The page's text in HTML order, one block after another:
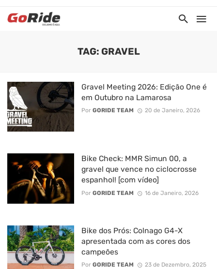
TAG: GRAVEL
Gravel Meeting 2026: Edição One é
em Outubro na Lamarosa
Por GORIDE TEAM 20 de Janeiro, 2026
Bike Check: MMR Simun 00, a
gravel que vence no ciclocrosse
espanhol! [com vídeo]
Por GORIDE TEAM 16 de Janeiro, 2026
Bike dos Prós: Colnago G4-X
apresentada com as cores dos
campeões
Por GORIDE TEAM 23 de Dezembro, 2025